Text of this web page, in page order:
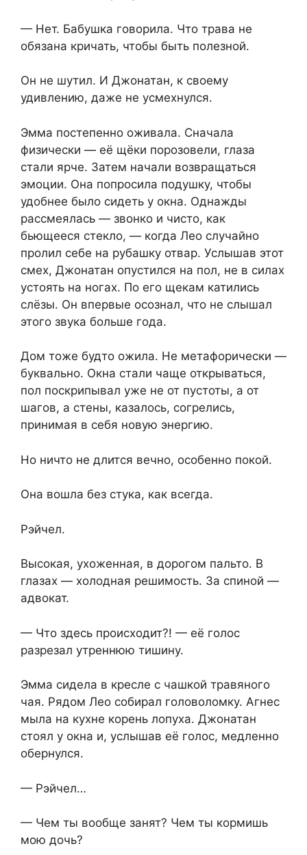
— Нет. Бабушка говорила. Что трава не
обязана кричать, чтобы быть полезной.
Он не шутил. И Джонатан, к своему
удивлению, даже не усмехнулся.
Эмма постепенно оживала. Сначала
физически — её щёки порозовели, глаза
стали ярче. Затем начали возвращаться
эмоции. Она попросила подушку, чтобы
удобнее было сидеть у окна. Однажды
рассмеялась — звонко и чисто, как
бьющееся стекло, — когда Лео случайно
пролил себе на рубашку отвар. Услышав этот
смех, Джонатан опустился на пол, не в силах
устоять на ногах. По его щекам катились
слёзы. Он впервые осознал, что не слышал
этого звука больше года.
Дом тоже будто ожила. Не метафорически —
буквально. Окна стали чаще открываться,
пол поскрипывал уже не от пустоты, а от
шагов, а стены, казалось, согрелись,
принимая в себя новую энергию.
Но ничто не длится вечно, особенно покой.
Она вошла без стука, как всегда.
Рэйчел.
Высокая, ухоженная, в дорогом пальто. В
глазах — холодная решимость. За спиной —
адвокат.
— Что здесь происходит?! — её голос
разрезал утреннюю тишину.
Эмма сидела в кресле с чашкой травяного
чая. Рядом Лео собирал головоломку. Агнес
мыла на кухне корень лопуха. Джонатан
стоял у окна и, услышав её голос, медленно
обернулся.
— Рэйчел…
— Чем ты вообще занят? Чем ты кормишь
мою дочь?